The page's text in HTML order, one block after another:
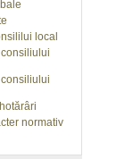
local
normativ